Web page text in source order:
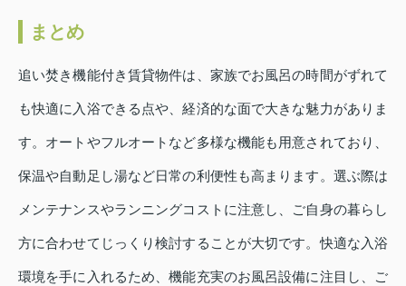
まとめ
追い焚き機能付き賃貸物件は、家族でお風呂の時間がずれて
も快適に入浴できる点や、経済的な面で大きな魅力がありま
す。オートやフルオートなど多様な機能も用意されており、
保温や自動足し湯など日常の利便性も高まります。選ぶ際は
メンテナンスやランニングコストに注意し、ご自身の暮らし
方に合わせてじっくり検討することが大切です。快適な入浴
環境を手に入れるため、機能充実のお風呂設備に注目し、ご